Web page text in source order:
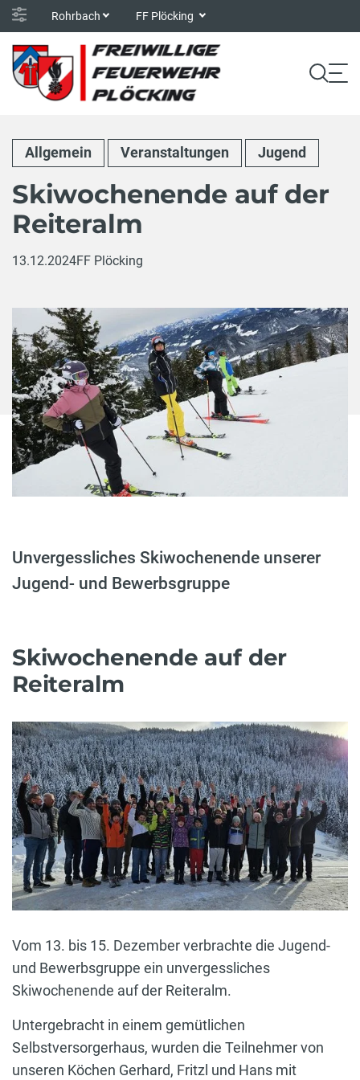
Rohrbach FF Plöcking
Allgemein Veranstaltungen Jugend
Skiwochenende auf der
Reiteralm
13.12.2024FF Plöcking
Unvergessliches Skiwochenende unserer
Jugend- und Bewerbsgruppe
Skiwochenende auf der
Reiteralm
Vom 13. bis 15. Dezember verbrachte die Jugend-
und Bewerbsgruppe ein unvergessliches
Skiwochenende auf der Reiteralm.
Untergebracht in einem gemütlichen
Selbstversorgerhaus, wurden die Teilnehmer von
unseren Köchen Gerhard, Fritzl und Hans mit